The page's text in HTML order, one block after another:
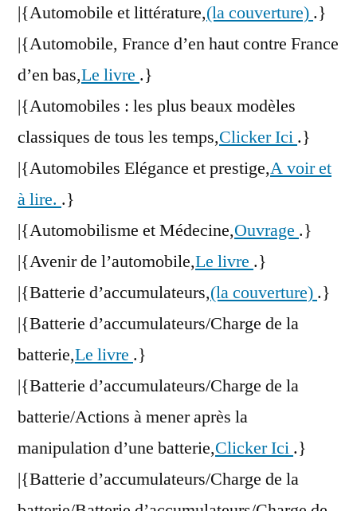
|{Automobile et littérature,(la couverture) .}
|{Automobile, France d’en haut contre France
d’en bas,Le livre .}
|{Automobiles : les plus beaux modèles
classiques de tous les temps,Clicker Ici .}
|{Automobiles Elégance et prestige,A voir et
à lire. .}
|{Automobilisme et Médecine,Ouvrage .}
|{Avenir de l’automobile,Le livre .}
|{Batterie d’accumulateurs,(la couverture) .}
|{Batterie d’accumulateurs/Charge de la
batterie,Le livre .}
|{Batterie d’accumulateurs/Charge de la
batterie/Actions à mener après la
manipulation d’une batterie,Clicker Ici .}
|{Batterie d’accumulateurs/Charge de la